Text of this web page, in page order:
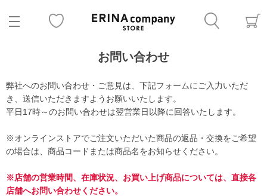
お問い合わせ
弊社へのお問い合わせ・ご意見は、下記フォームにご入力いただ
き、送信いただきますようお願いいたします。
平日17時～のお問い合わせは翌営業日以降に回答いたします。
※オンラインストアでご注文いただいた商品の返品・交換をご希望
の場合は、商品コードまたは商品名をお知らせください。
※店舗の営業時間、在庫状況、お買い上げ商品については、直接各
店舗へお問い合わせください。